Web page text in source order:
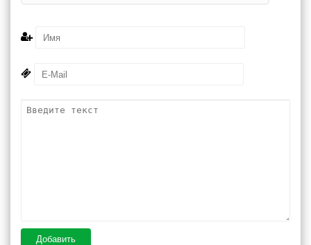
Добавить